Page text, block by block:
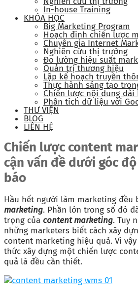
In-house Training
KHÓA HỌC
Big Marketing Program
Hoạch định chiến lược
Chuyên gia Internet
Nghiên cứu thị trường
Đo lường hiệu suất
Quản trị thương hiệu
Lập kế hoạch truyền
Thực hành sáng tạo
Chiến lược nội dung dài
Phân tích dữ liệu với
THƯ VIỆN
BLOG
LIÊN HỆ
Chiến lược content
cận vấn đề dưới góc
báo
Hầu hết người làm marketing đều
marketing. Phần lớn trong số đó
trọng của content marketing. Tuy
những marketers biết cách xây
content marketing hiệu quả. Vì
thức xây dựng một chiến lược
quả là đều cần thiết.